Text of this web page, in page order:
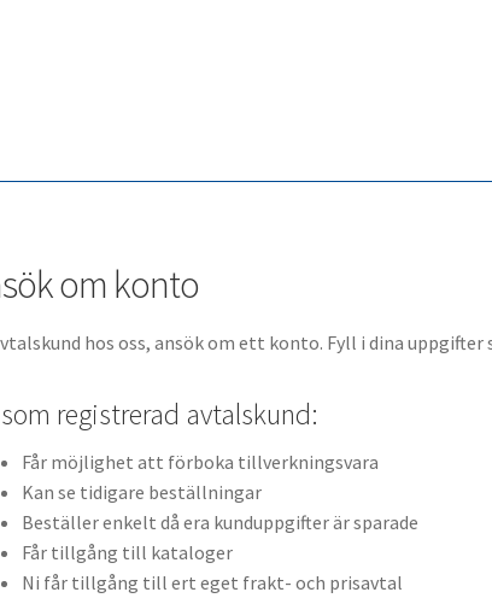
om konto
hos oss, ansök om ett konto. Fyll i dina
registrerad avtalskund:
Får möjlighet att förboka tillverkningsvara
Kan se tidigare beställningar
Beställer enkelt då era kunduppgifter är sparade
Får tillgång till kataloger
Ni får tillgång till ert eget frakt- och prisavtal